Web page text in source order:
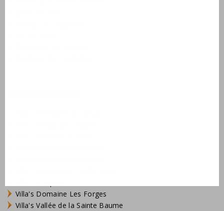
Villa's Domaine Les Forges
Villa's Vallée de la Sainte Baume